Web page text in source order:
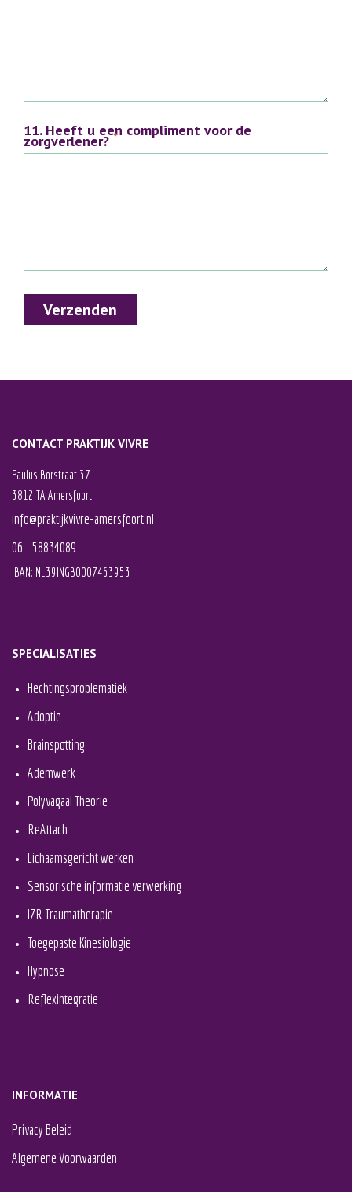
11. Heeft u een compliment voor de
zorgverlener?*
Verzenden
CONTACT PRAKTIJK VIVRE
Paulus Borstraat 37
3812 TA Amersfoort
info@praktijkvivre-amersfoort.nl
06 - 58834089
IBAN: NL39INGB0007463953
SPECIALISATIES
Hechtingsproblematiek
Adoptie
Brainspotting
Ademwerk
Polyvagaal Theorie
ReAttach
Lichaamsgericht werken
Sensorische informatie verwerking
IZR Traumatherapie
Toegepaste Kinesiologie
Hypnose
Reflexintegratie
INFORMATIE
Privacy Beleid
Algemene Voorwaarden